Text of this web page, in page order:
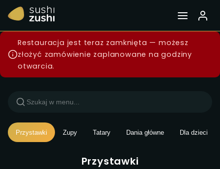
Menu — Sushi Zushi
Restauracja jest teraz zamknięta — możesz
złożyć zamówienie zaplanowane na godziny
otwarcia.
Przystawki Zupy Tatary Dania główne Dla dzieci
Przystawki